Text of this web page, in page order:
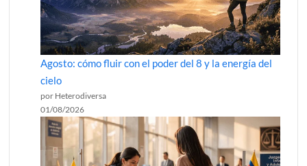
Agosto: cómo fluir con el poder del 8 y la energía del
cielo
por Heterodiversa
01/08/2026